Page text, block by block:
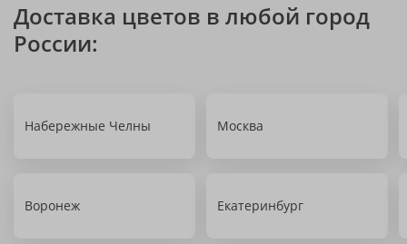
Доставка цветов в любой город
России:
Набережные Челны Москва
Воронеж Екатеринбург